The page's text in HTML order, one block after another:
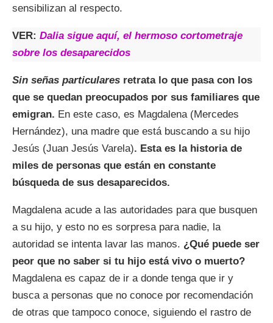
sensibilizan al respecto.
VER: Dalia sigue aquí, el hermoso cortometraje
sobre los desaparecidos
Sin señas particulares retrata lo que pasa con los
que se quedan preocupados por sus familiares que
emigran. En este caso, es Magdalena (Mercedes
Hernández), una madre que está buscando a su hijo
Jesús (Juan Jesús Varela). Esta es la historia de
miles de personas que están en constante
búsqueda de sus desaparecidos.
Magdalena acude a las autoridades para que busquen
a su hijo, y esto no es sorpresa para nadie, la
autoridad se intenta lavar las manos. ¿Qué puede ser
peor que no saber si tu hijo está vivo o muerto?
Magdalena es capaz de ir a donde tenga que ir y
busca a personas que no conoce por recomendación
de otras que tampoco conoce, siguiendo el rastro de